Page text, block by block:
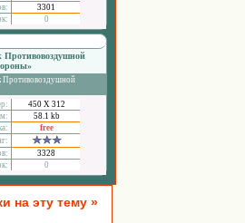
3301
0
Противовоздушной
450 Х 312
58.1 kb
free
3328
0
на эту тему »